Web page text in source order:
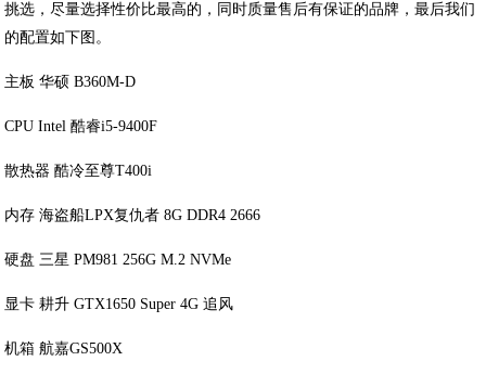
挑选，尽量选择性价比最高的，同时质量售后有保证的品牌，最后我们
的配置如下图。
主板 华硕 B360M-D
CPU Intel 酷睿i5-9400F
散热器 酷冷至尊T400i
内存 海盗船LPX复仇者 8G DDR4 2666
硬盘 三星 PM981 256G M.2 NVMe
显卡 耕升 GTX1650 Super 4G 追风
机箱 航嘉GS500X